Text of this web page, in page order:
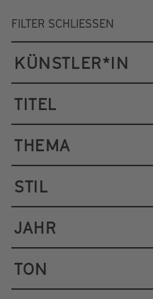
FILTER SCHLIESSEN
KÜNSTLER*IN
TITEL
THEMA
STIL
JAHR
TON